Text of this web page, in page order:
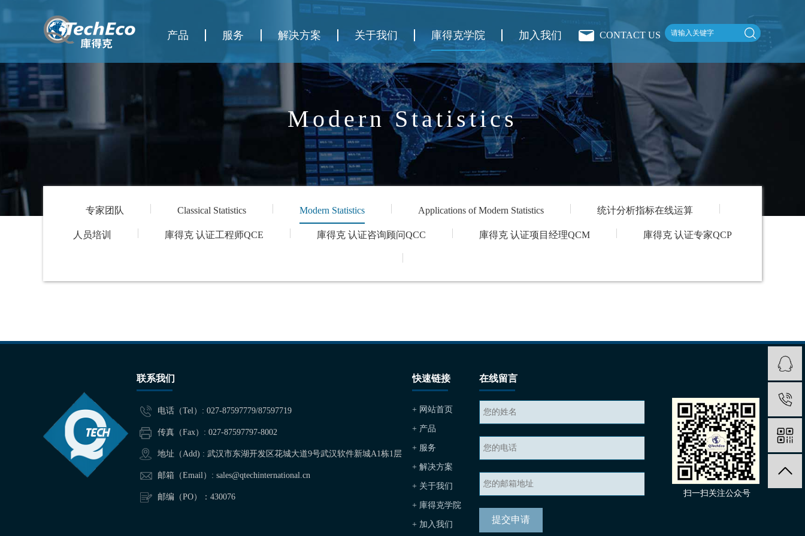
产品 服务 解决方案 关于我们 庫得克学院 加入我们 CONTACT US
Modern Statistics
专家团队 Classical Statistics Modern Statistics Applications of Modern Statistics 统计分析指标在线运算
人员培训 庫得克 认证工程师QCE 庫得克 认证咨询顾问QCC 庫得克 认证项目经理QCM 庫得克 认证专家QCP
联系我们
电话（Tel）: 027-87597779/87597719
传真（Fax）: 027-87597797-8002
地址（Add) : 武汉市东湖开发区花城大道9号武汉软件新城A1栋1层
邮箱（Email）: sales@qtechinternational.cn
邮编（PO）：430076
快速链接
+ 网站首页
+ 产品
+ 服务
+ 解决方案
+ 关于我们
+ 庫得克学院
+ 加入我们
在线留言
扫一扫关注公众号